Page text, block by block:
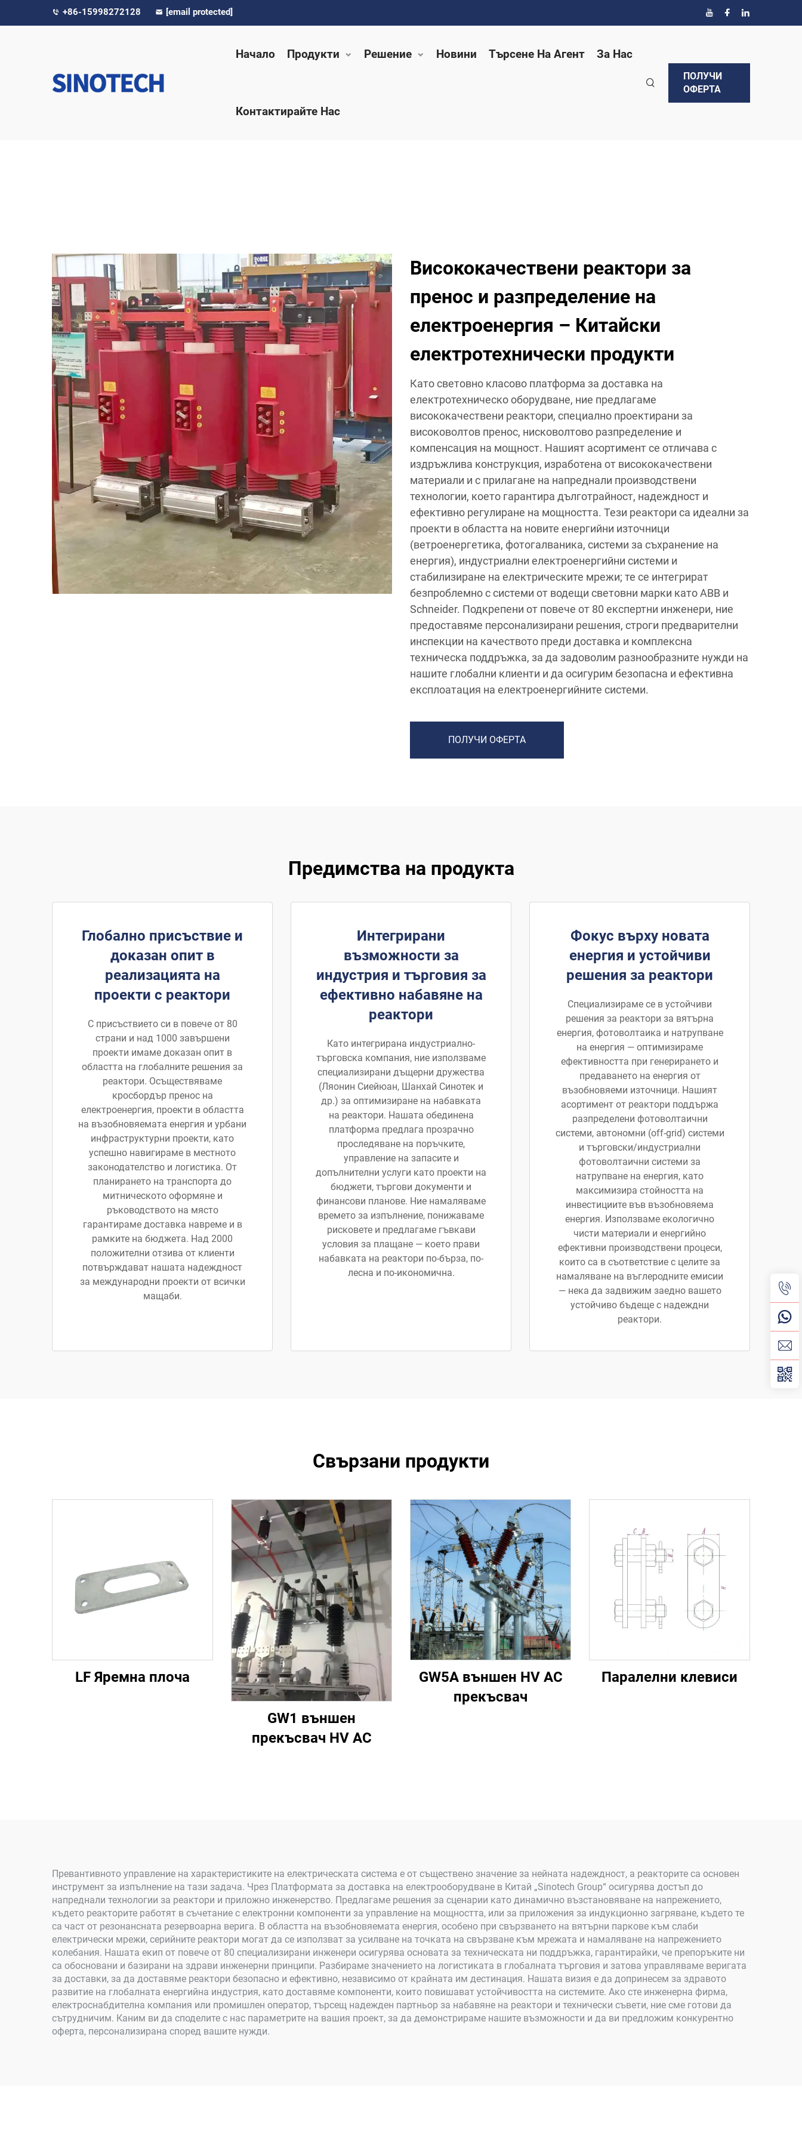
+86-15998272128 [email protected]
Начало Продукти Решение Новини Търсене На Агент За Нас
Контактирайте Нас
ПОЛУЧИ
ОФЕРТА
Висококачествени реактори за
пренос и разпределение на
електроенергия – Китайски
електротехнически продукти
Като световно класово платформа за доставка на
електротехническо оборудване, ние предлагаме
висококачествени реактори, специално проектирани за
високоволтов пренос, нисковолтово разпределение и
компенсация на мощност. Нашият асортимент се отличава с
издръжлива конструкция, изработена от висококачествени
материали и с прилагане на напреднали производствени
технологии, което гарантира дълготрайност, надеждност и
ефективно регулиране на мощността. Тези реактори са идеални за
проекти в областта на новите енергийни източници
(ветроенергетика, фотогалваника, системи за съхранение на
енергия), индустриални електроенергийни системи и
стабилизиране на електрическите мрежи; те се интегрират
безпроблемно с системи от водещи световни марки като ABB и
Schneider. Подкрепени от повече от 80 експертни инженери, ние
предоставяме персонализирани решения, строги предварителни
инспекции на качеството преди доставка и комплексна
техническа поддръжка, за да задоволим разнообразните нужди на
нашите глобални клиенти и да осигурим безопасна и ефективна
експлоатация на електроенергийните системи.
ПОЛУЧИ ОФЕРТА
Предимства на продукта
Глобално присъствие и
доказан опит в
реализацията на
проекти с реактори
С присъствието си в повече от 80
страни и над 1000 завършени
проекти имаме доказан опит в
областта на глобалните решения за
реактори. Осъществяваме
кросбордър пренос на
електроенергия, проекти в областта
на възобновяемата енергия и урбани
инфраструктурни проекти, като
успешно навигираме в местното
законодателство и логистика. От
планирането на транспорта до
митническото оформяне и
ръководството на място
гарантираме доставка навреме и в
рамките на бюджета. Над 2000
положителни отзива от клиенти
потвърждават нашата надеждност
за международни проекти от всички
мащаби.
Интегрирани
възможности за
индустрия и търговия за
ефективно набавяне на
реактори
Като интегрирана индустриално-
търговска компания, ние използваме
специализирани дъщерни дружества
(Ляонин Сиейюан, Шанхай Синотек и
др.) за оптимизиране на набавката
на реактори. Нашата обединена
платформа предлага прозрачно
проследяване на поръчките,
управление на запасите и
допълнителни услуги като проекти на
бюджети, търгови документи и
финансови планове. Ние намаляваме
времето за изпълнение, понижаваме
рисковете и предлагаме гъвкави
условия за плащане — което прави
набавката на реактори по-бърза, по-
лесна и по-икономична.
Фокус върху новата
енергия и устойчиви
решения за реактори
Специализираме се в устойчиви
решения за реактори за вятърна
енергия, фотоволтаика и натрупване
на енергия — оптимизираме
ефективността при генерирането и
предаването на енергия от
възобновяеми източници. Нашият
асортимент от реактори поддържа
разпределени фотоволтаични
системи, автономни (off-grid) системи
и търговски/индустриални
фотоволтаични системи за
натрупване на енергия, като
максимизира стойността на
инвестициите във възобновяема
енергия. Използваме екологично
чисти материали и енергийно
ефективни производствени процеси,
които са в съответствие с целите за
намаляване на въглеродните емисии
— нека да задвижим заедно вашето
устойчиво бъдеще с надеждни
реактори.
Свързани продукти
LF Яремна плоча
GW1 външен
прекъсвач HV AC
GW5A външен HV AC
прекъсвач
Паралелни клевиси
Превантивното управление на характеристиките на електрическата система е от съществено значение за нейната надеждност, а реакторите са основен
инструмент за изпълнение на тази задача. Чрез Платформата за доставка на електрооборудване в Китай „Sinotech Group“ осигурява достъп до
напреднали технологии за реактори и приложно инженерство. Предлагаме решения за сценарии като динамично възстановяване на напрежението,
където реакторите работят в съчетание с електронни компоненти за управление на мощността, или за приложения за индукционно загряване, където те
са част от резонансната резервоарна верига. В областта на възобновяемата енергия, особено при свързването на вятърни паркове към слаби
електрически мрежи, серийните реактори могат да се използват за усилване на точката на свързване към мрежата и намаляване на напрежението
колебания. Нашата екип от повече от 80 специализирани инженери осигурява основата за техническата ни поддръжка, гарантирайки, че препоръките ни
са обосновани и базирани на здрави инженерни принципи. Разбираме значението на логистиката в глобалната търговия и затова управляваме веригата
за доставки, за да доставяме реактори безопасно и ефективно, независимо от крайната им дестинация. Нашата визия е да допринесем за здравото
развитие на глобалната енергийна индустрия, като доставяме компоненти, които повишават устойчивостта на системите. Ако сте инженерна фирма,
електроснабдителна компания или промишлен оператор, търсещ надежден партньор за набавяне на реактори и технически съвети, ние сме готови да
сътрудничим. Каним ви да споделите с нас параметрите на вашия проект, за да демонстрираме нашите възможности и да ви предложим конкурентно
оферта, персонализирана според вашите нужди.